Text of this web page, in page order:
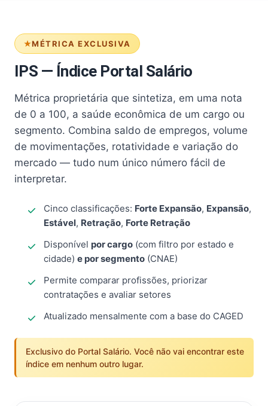
MÉTRICA EXCLUSIVA
IPS — Índice Portal Salário
Métrica proprietária que sintetiza, em uma nota
de 0 a 100, a saúde econômica de um cargo ou
segmento. Combina saldo de empregos, volume
de movimentações, rotatividade e variação do
mercado — tudo num único número fácil de
interpretar.
Cinco classificações: Forte Expansão, Expansão,
Estável, Retração, Forte Retração
Disponível por cargo (com filtro por estado e
cidade) e por segmento (CNAE)
Permite comparar profissões, priorizar
contratações e avaliar setores
Atualizado mensalmente com a base do CAGED
Exclusivo do Portal Salário. Você não vai encontrar este
índice em nenhum outro lugar.